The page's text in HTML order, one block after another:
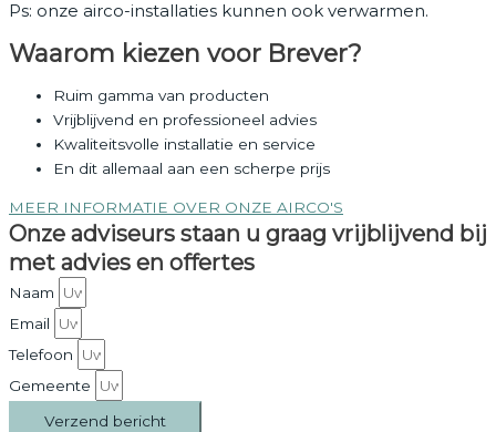
Ps: onze airco-installaties kunnen ook verwarmen.
Waarom kiezen voor Brever?
Ruim gamma van producten
Vrijblijvend en professioneel advies
Kwaliteitsvolle installatie en service
En dit allemaal aan een scherpe prijs
MEER INFORMATIE OVER ONZE AIRCO'S
Onze adviseurs staan u graag vrijblijvend bij
met advies en offertes
Naam
Email
Telefoon
Gemeente
Verzend bericht